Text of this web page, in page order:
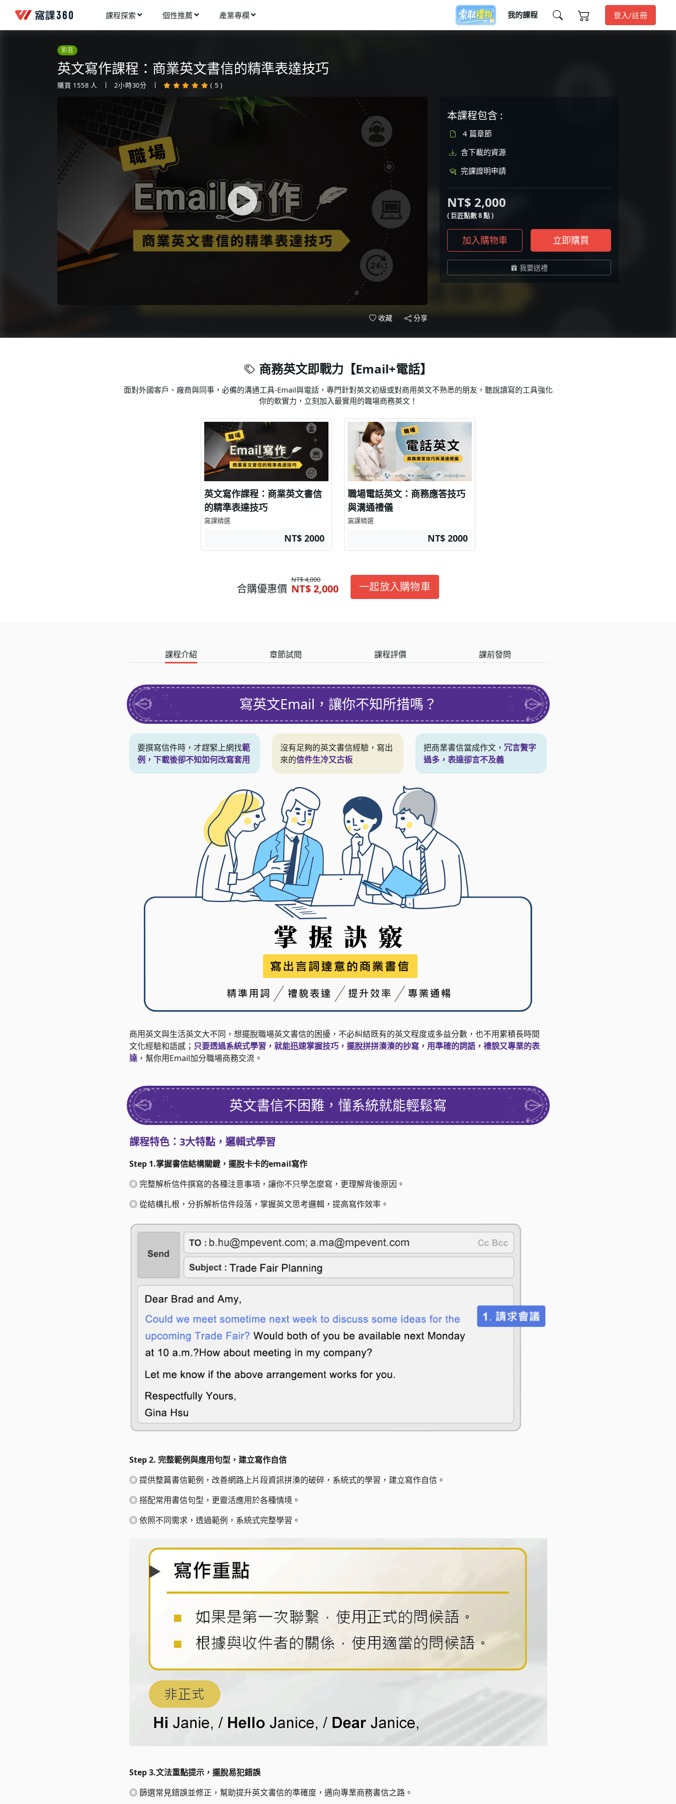
課程探索
多媒體動畫
程式與資料庫
視覺設計
電繪與手繪
網頁設計
網路行銷
網路管理
語言學習
影視特效
個性推薦
架構師
創造者
溝通者
執行者
生活家
產業專欄
影像動畫
商業行銷
資訊科技
理財投資
所有專欄
我的課程 登入/註冊
今天想要學什麼?
窩課推薦給您
影音
英文寫作課程：商業英文書信的精準表達技巧
購買 1558 人 2小時30分 ( 5 )
收藏 分享
本課程包含 :
4 篇章節
含下載的資源
完課證明申請
NT$ 2,000
( 巨匠點數 8 點 )
加入購物車 立即購買
我要送禮
商務英文即戰力【Email+電話】
面對外國客戶、廠商與同事，必備的溝通工具-Email與電話，專門針對英文初級或對商用英文不熟悉的朋友，聽說讀寫的工具強化
你的軟實力，立刻加入最實用的職場商務英文！
英文寫作課程：商業英文書信
的精準表達技巧
窩課精選
NT$ 2000
職場電話英文：商務應答技巧
與溝通禮儀
窩課精選
NT$ 2000
合購優惠價
NT$ 4,000
NT$ 2,000 一起放入購物車
課程介紹 章節試閱 課程評價 課前發問
寫英文Email， 讓你不知所措嗎？
要撰寫信件時，才趕緊上網找範
例，下載後卻不知如何改寫套用
沒有足夠的英文書信經驗，寫出
來的信件生冷又古板
把商業書信當成作文，冗言贅字
過多，表達卻言不及義
商用英文與生活英文大不同，想擺脫職場英文書信的困擾，不必糾結既有的英文程度或多益分數，也不用累積長時間
文化經驗和語感； 只要透過系統式學習，就能迅速掌握技巧，擺脫拼拼湊湊的抄寫，用準確的詞語，禮貌又專業的表
達，幫你用Email加分職場商務交流。
英文書信不困難， 懂系統就能輕鬆寫
課程特色：3大特點，邏輯式學習
Step 1.掌握書信結構關鍵，擺脫卡卡的email寫作
◎ 完整解析信件撰寫的各種注意事項，讓你不只學怎麼寫，更理解背後原因。
◎ 從結構扎根，分拆解析信件段落，掌握英文思考邏輯，提高寫作效率。
Step 2. 完整範例與應用句型，建立寫作自信
◎ 提供整篇書信範例，改善網路上片段資訊拼湊的破碎，系統式的學習，建立寫作自信。
◎ 搭配常用書信句型，更靈活應用於各種情境。
◎ 依照不同需求，透過範例，系統式完整學習。
Step 3.文法重點提示，擺脫易犯錯誤
◎ 篩選常見錯誤並修正，幫助提升英文書信的準確度，邁向專業商務書信之路。